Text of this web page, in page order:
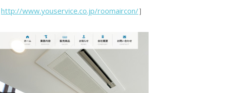
http://www.youservice.co.jp/roomaircon/］